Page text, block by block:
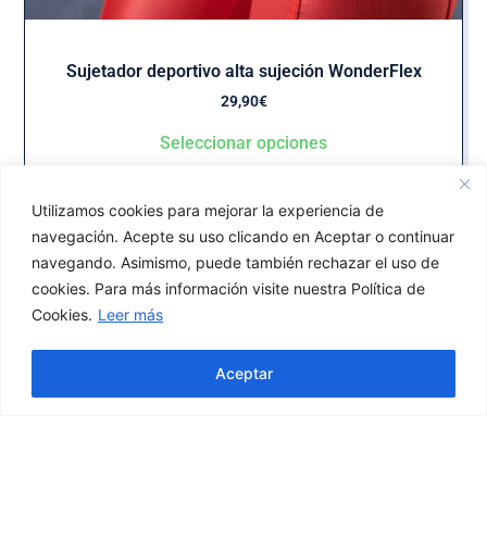
Utilizamos cookies para mejorar la experiencia de
navegación. Acepte su uso clicando en Aceptar o continuar
navegando. Asimismo, puede también rechazar el uso de
cookies. Para más información visite nuestra Política de
Cookies. Leer más
Aceptar
Sujetador deportivo alta sujeción WonderFlex
29,90€
Seleccionar opciones
30%
OFF